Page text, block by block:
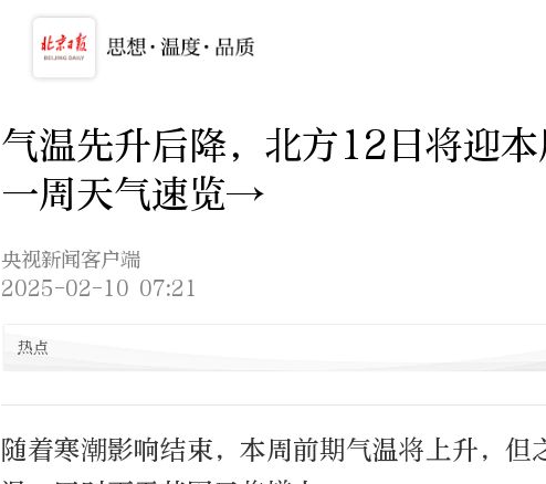
气温先升后降，北方12日将迎本
一周天气速览→
央视新闻客户端
2025-02-10 07:21
热点
随着寒潮影响结束，本周前期气温将上升，但